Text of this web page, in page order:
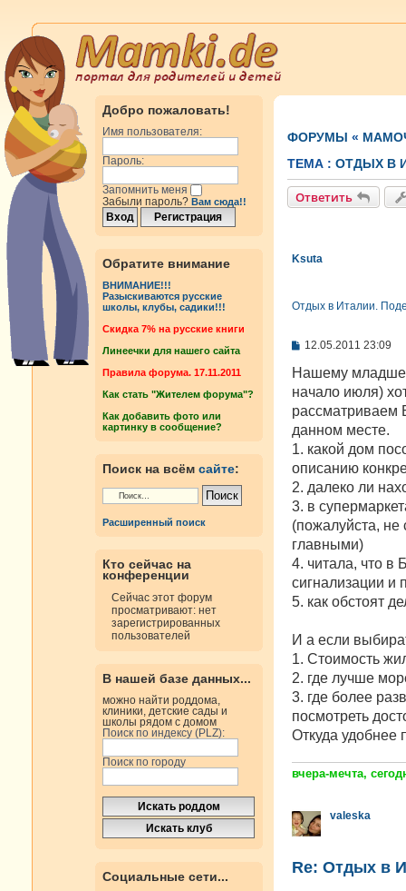
Добро пожаловать!
Имя пользователя:
Пароль:
Запомнить меня
Забыли пароль? Вам сюда!!
Обратите внимание
ВНИМАНИЕ!!!
Разыскиваются русские
школы, клубы, садики!!!
Cкидка 7% на русские книги
Линеечки для нашего сайта
Правила форума. 17.11.2011
Как стать "Жителем форума"?
Как добавить фото или
картинку в сообщение?
Поиск на всём сайте:
Расширенный поиск
Кто сейчас на
конференции
Сейчас этот форум
просматривают: нет
зарегистрированных
пользователей
В нашей базе данных...
можно найти роддома,
клиники, детские сады и
школы рядом с домом
Поиск по индексу (PLZ):
Поиск по городу
Социальные сети...
ФОРУМЫ «
ТЕМА : ОТДЫХ В
Ответить
Ksuta
Отдых в Италии.
С
о
щ
е
и
12.05.2011 23:09
Нашему
начало июля)
рассматриваем
данном месте.
1. какой дом
описанию
2. далеко ли
3. в
(пожалуйста, не
главными)
4. читала, что в
сигнализации и
5. как обстоят
И а если
1. Стоимость
2. где лучше
3. где более
посмотреть
Откуда удобнее
вчера-мечта,
valeska
Re: Отдых в